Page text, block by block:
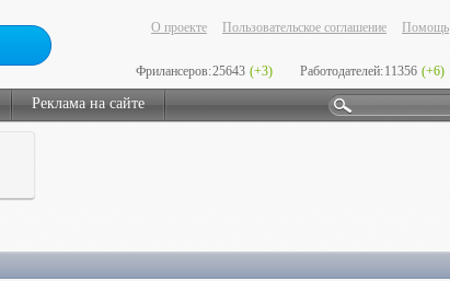
О проекте Пользовательское соглашение Помощь
Фрилансеров:25643 (+3) Работодателей:11356 (+6)
Реклама на сайте